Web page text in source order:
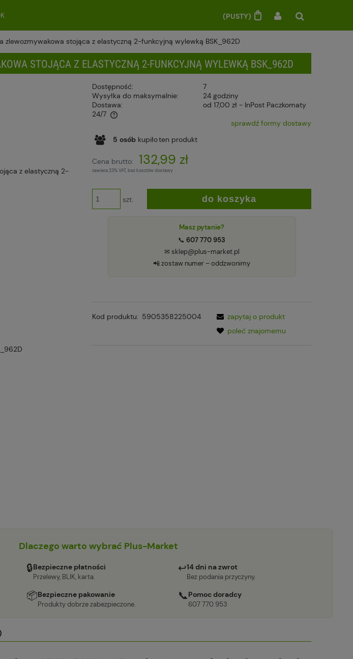
(PUSTY)
zlewozmywakowa stojąca z elastyczną 2-funkcyjną wylewką BSK_962D
STOJĄCA Z ELASTYCZNĄ 2-FUNKCYJNĄ WYLEWKĄ BSK_962D
Dostępność:
7
Wysyłka do maksymalnie:
24 godziny
Dostawa:
od 17,00 zł - InPost Paczkomaty
24/7
nie zawiera ewentualnych kosztów
sprawdź formy dostawy
5 osób kupiłoten produkt
Cena brutto: 132,99 zł
zawiera 23% VAT, bez kosztów dostawy
szt. do koszyka
Masz pytanie?
📞607 770 953
✉ sklep@plus-market.pl
📲 zostaw numer – oddzwonimy
Kod produktu: 5905358225004
zapytaj o produkt
poleć znajomemu
Dlaczego warto wybrać Plus-Market
🔒Bezpieczne płatności
Przelewy, BLIK, karta.
↩14 dni na zwrot
Bez podania przyczyny.
📦Bezpieczne pakowanie
Produkty dobrze zabezpieczone.
📞Pomoc doradcy
607 770 953